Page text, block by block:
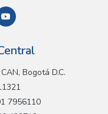
Bogotá D.C.
7956110